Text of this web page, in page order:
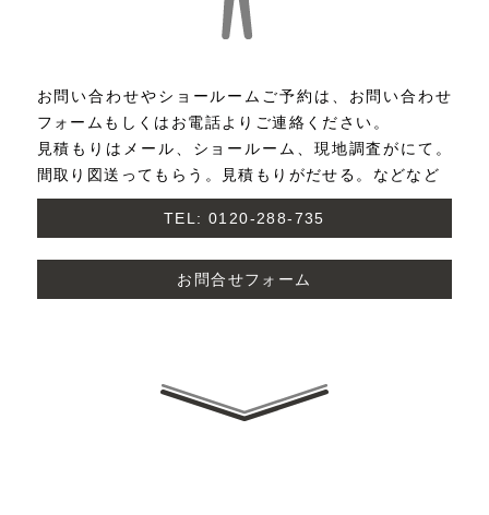
お問い合わせやショールームご予約は、お問い合わせ
フォームもしくはお電話よりご連絡ください。
見積もりはメール、ショールーム、現地調査がにて。
間取り図送ってもらう。見積もりがだせる。などなど
TEL: 0120-288-735
お問合せフォーム